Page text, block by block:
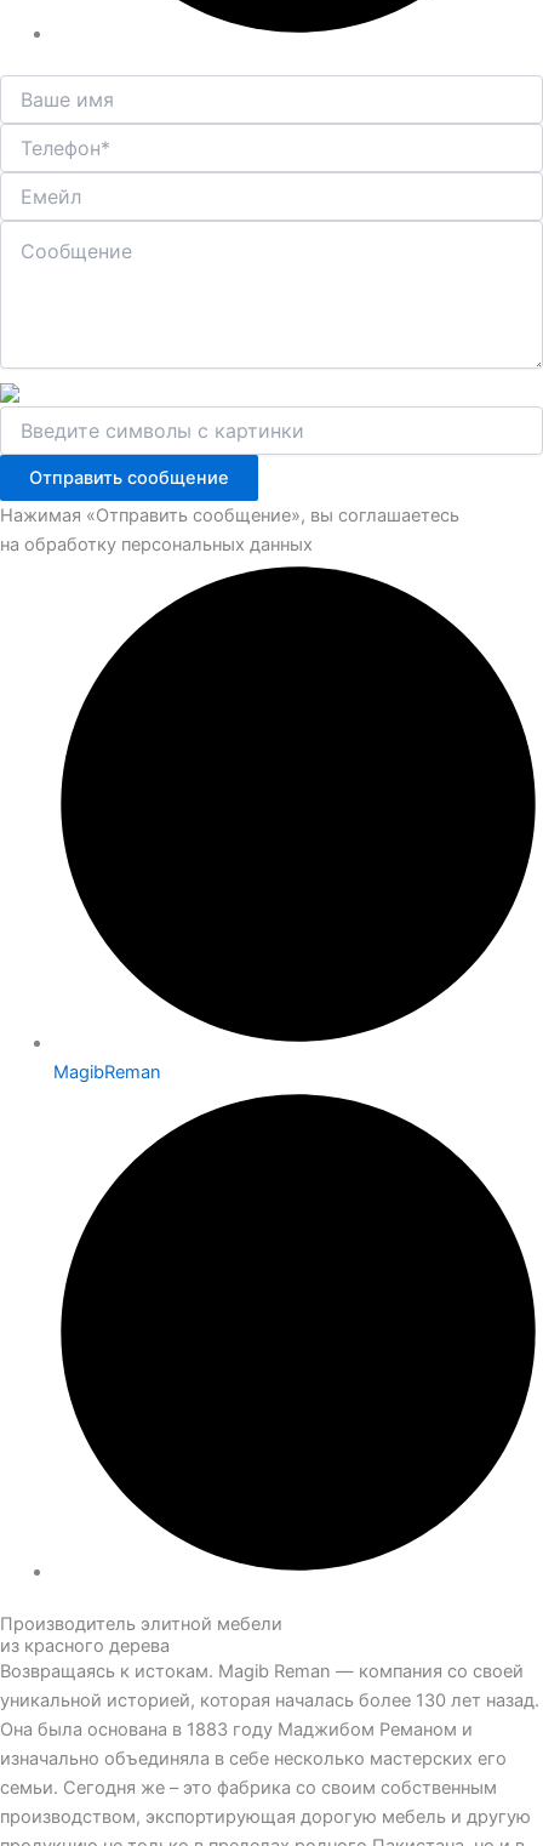
Отправить сообщение
Нажимая «Отправить сообщение», вы соглашаетесь
на обработку персональных данных
MagibReman
Производитель элитной мебели
из красного дерева
Возвращаясь к истокам. Magib Reman — компания со своей
уникальной историей, которая началась более 130 лет назад.
Она была основана в 1883 году Маджибом Реманом и
изначально объединяла в себе несколько мастерских его
семьи. Сегодня же – это фабрика со своим собственным
производством, экспортирующая дорогую мебель и другую